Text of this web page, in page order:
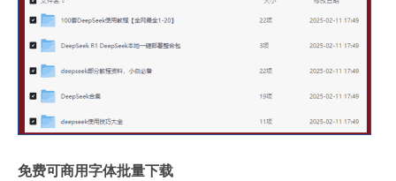
免费可商用字体批量下载